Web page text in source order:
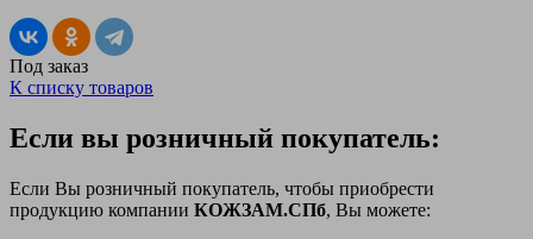
Под заказ
К списку товаров
Если вы розничный покупатель:
Если Вы розничный покупатель, чтобы приобрести
продукцию компании КОЖЗАМ.СПб, Вы можете: